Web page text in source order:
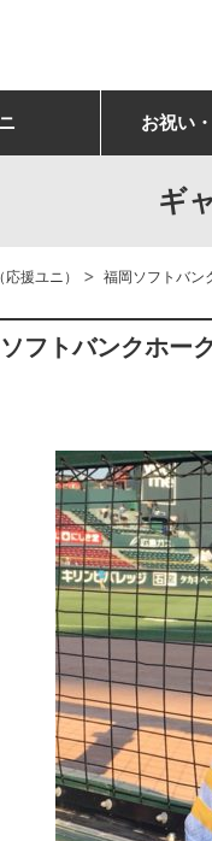
お祝い
ギ
援ユニ） > 福岡ソフトバン
フトバンクホー